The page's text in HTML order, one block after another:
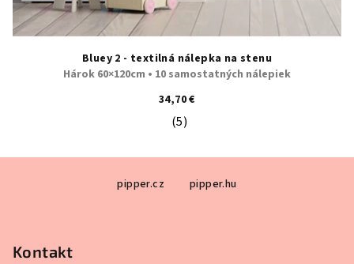
Bluey 2 - textilná nálepka na stenu
Hárok 60×120cm • 10 samostatných nálepiek
34,70 €
Priemerné hodnotenie produktu
(5)
pipper.cz pipper.hu
Kontakt